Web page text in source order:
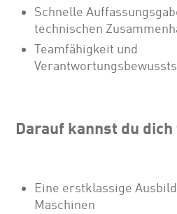
Schnelle
technischen
Teamfähigkeit und
Darauf kannst du
Eine erstklassige
Maschinen